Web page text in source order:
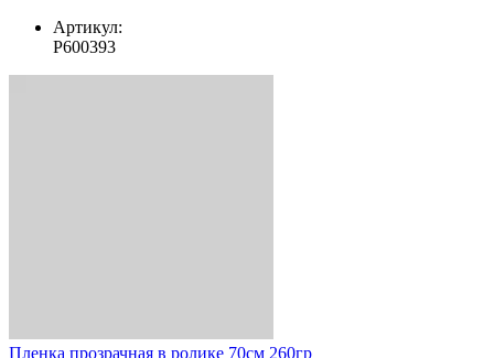
Артикул:
Р600393
Пленка прозрачная в ролике 70см 260гр